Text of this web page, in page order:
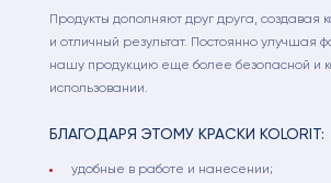
Продукты дополняют друг друга, создавая
и отличный результат. Постоянно улучшая
нашу продукцию еще более безопасной и
использовании.
БЛАГОДАРЯ ЭТОМУ КРАСКИ KOLORIT:
удобные в работе и нанесении;